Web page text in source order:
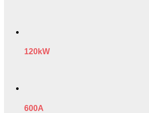
120kW
600A